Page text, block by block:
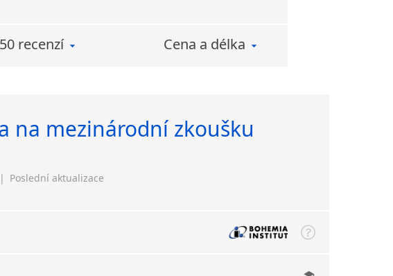
50 recenzí Cena a délka
na mezinárodní zkoušku
| Poslední aktualizace